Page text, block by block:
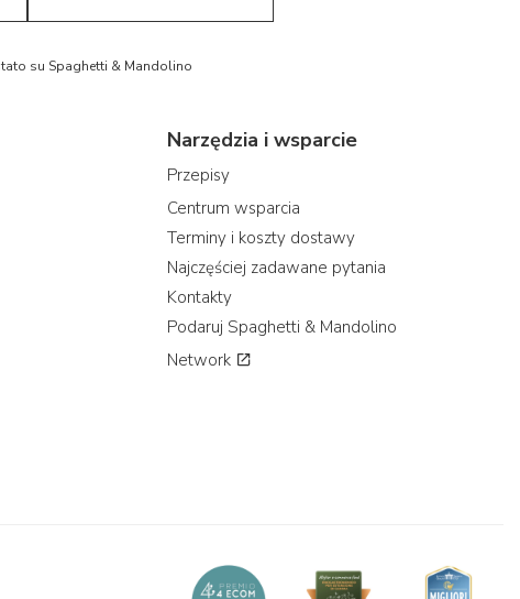
su Spaghetti & Mandolino
Narzędzia i wsparcie
Przepisy
Centrum wsparcia
Terminy i koszty dostawy
Najczęściej zadawane pytania
Kontakty
Podaruj Spaghetti & Mandolino
Network